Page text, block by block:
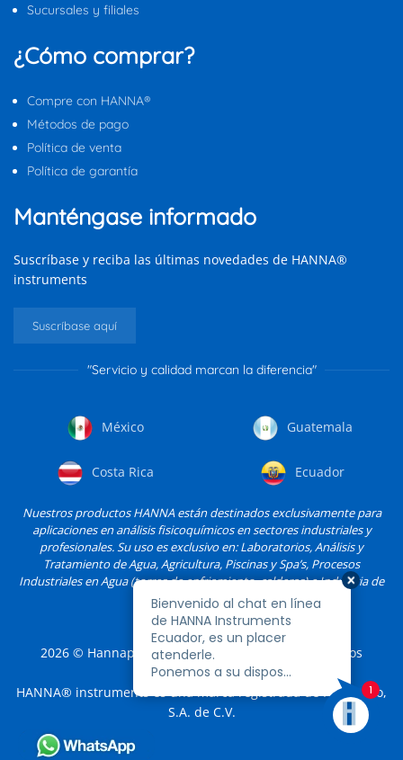
Sucursales y filiales
¿Cómo comprar?
Compre con HANNA®
Métodos de pago
Política de venta
Política de garantía
Manténgase informado
Suscríbase y reciba las últimas novedades de HANNA®
instruments
Suscríbase aquí
"Servicio y calidad marcan la diferencia"
México Guatemala
Costa Rica Ecuador
Nuestros productos HANNA están destinados exclusivamente para
aplicaciones en análisis fisicoquímicos en sectores industriales y
profesionales. Su uso es exclusivo en: Laboratorios, Análisis y
Tratamiento de Agua, Agricultura, Piscinas y Spa’s, Procesos
Industriales en Agua (torres de enfriamiento, calderas) e Industria de
Alimentos, entre otros.
2026 © Hannapro, S.A. de C.V. y sus filiales. Todos los
derechos reservados.
HANNA® instruments es una marca registrada de Hannapro,
S.A. de C.V.